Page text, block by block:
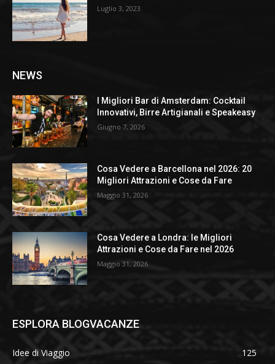
Luglio 3, 2023
NEWS
I Migliori Bar di Amsterdam: Cocktail
Innovativi, Birre Artigianali e Speakeasy
Giugno 7, 2026
Cosa Vedere a Barcellona nel 2026: 20
Migliori Attrazioni e Cose da Fare
Maggio 31, 2026
Cosa Vedere a Londra: le Migliori
Attrazioni e Cose da Fare nel 2026
Maggio 31, 2026
ESPLORA BLOGVACANZE
Idee di Viaggio
125